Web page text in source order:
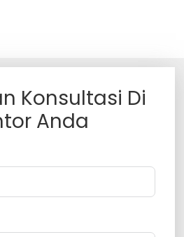
Konsultasi Di
Anda